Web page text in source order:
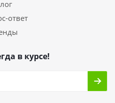
ответ
в курсе!